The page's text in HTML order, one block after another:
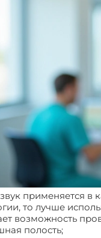
применяется в
то лучше
возможность
полость;